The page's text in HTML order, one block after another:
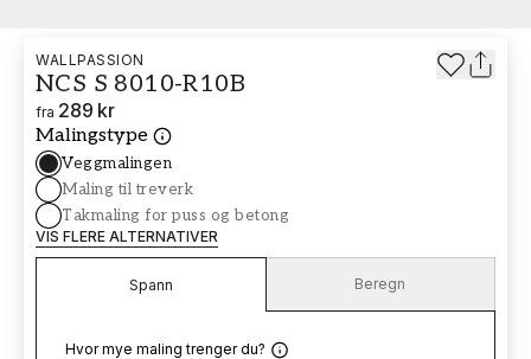
WALLPASSION
NCS S 8010-R10B
fra 289 kr
Malingstype
Veggmalingen
Maling til treverk
Takmaling for puss og betong
VIS FLERE ALTERNATIVER
Spann Beregn
Hvor mye maling trenger du?